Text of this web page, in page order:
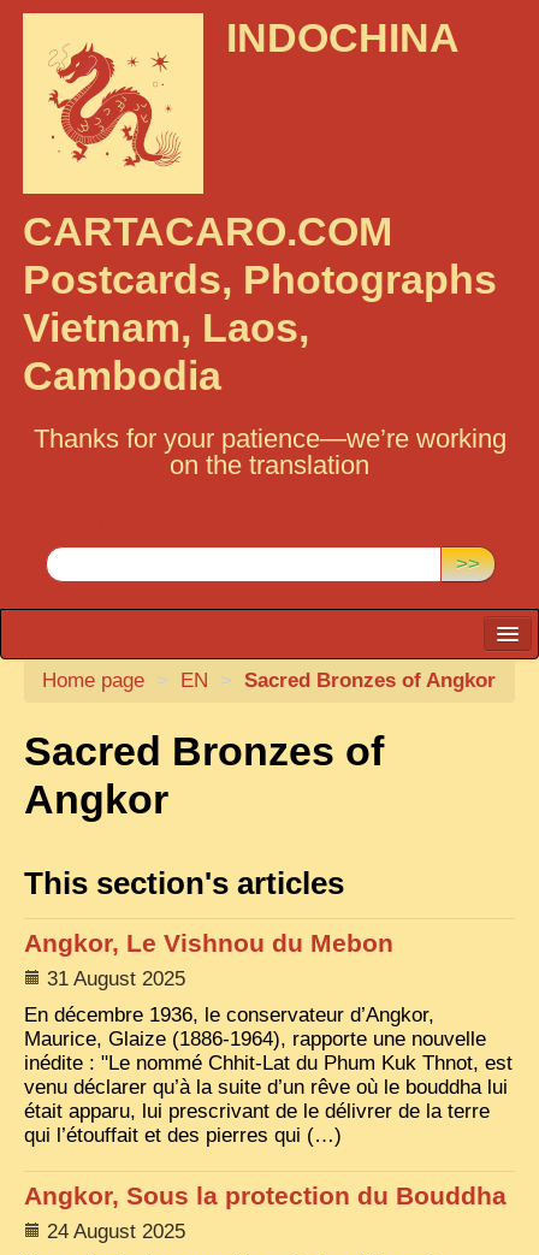
INDOCHINA
CARTACARO.COM
Postcards, Photographs
Vietnam, Laos,
Cambodia
Thanks for your patience—we’re working
on the translation
>>
CARTACARO
ILLUSTRATORS
TONKIN
DE THAM
1908, DEFIANCE & REBELLION
1909, BATTLEFRONT
ANNAM
COCHINCHINA
TRIBES & TRADITIONS
CAMBODIA
EXTRAORDINARY FINDS
Home page > EN > Sacred Bronzes of Angkor
Sacred Bronzes of
Angkor
This section's articles
Angkor, Le Vishnou du Mebon
31 August 2025
En décembre 1936, le conservateur d’Angkor,
Maurice, Glaize (1886-1964), rapporte une nouvelle
inédite : "Le nommé Chhit-Lat du Phum Kuk Thnot, est
venu déclarer qu’à la suite d’un rêve où le bouddha lui
était apparu, lui prescrivant de le délivrer de la terre
qui l’étouffait et des pierres qui (…)
Angkor, Sous la protection du Bouddha
24 August 2025